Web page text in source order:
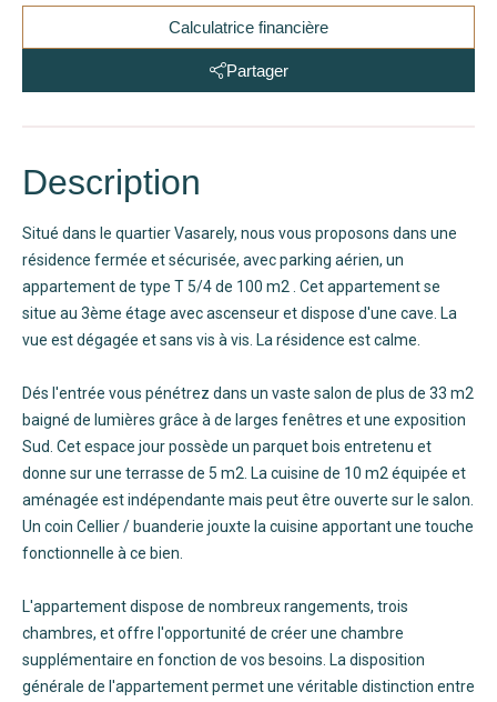
Calculatrice financière
Partager
Description
Situé dans le quartier Vasarely, nous vous proposons dans une
résidence fermée et sécurisée, avec parking aérien, un
appartement de type T 5/4 de 100 m2 . Cet appartement se
situe au 3ème étage avec ascenseur et dispose d'une cave. La
vue est dégagée et sans vis à vis. La résidence est calme.
Dés l'entrée vous pénétrez dans un vaste salon de plus de 33 m2
baigné de lumières grâce à de larges fenêtres et une exposition
Sud. Cet espace jour possède un parquet bois entretenu et
donne sur une terrasse de 5 m2. La cuisine de 10 m2 équipée et
aménagée est indépendante mais peut être ouverte sur le salon.
Un coin Cellier / buanderie jouxte la cuisine apportant une touche
fonctionnelle à ce bien.
L'appartement dispose de nombreux rangements, trois
chambres, et offre l'opportunité de créer une chambre
supplémentaire en fonction de vos besoins. La disposition
générale de l'appartement permet une véritable distinction entre